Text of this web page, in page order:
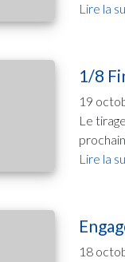
Lire la
1/8
19
Le
Lire la
18